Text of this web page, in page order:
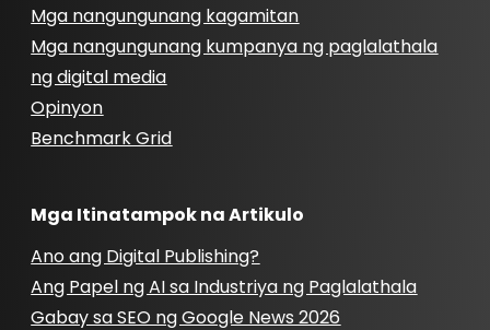
Mga nangungunang kagamitan
Mga nangungunang kumpanya ng paglalathala
ng digital media
Opinyon
Benchmark Grid
Mga Itinatampok na Artikulo
Ano ang Digital Publishing?
Ang Papel ng AI sa Industriya ng Paglalathala
Gabay sa SEO ng Google News 2026